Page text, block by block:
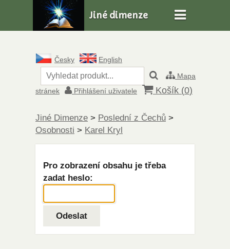
Jiné dimenze
Česky
English
Mapa
stránek
Přihlášení uživatele Košík (0)
Jiné Dimenze > Poslední z Čechů >
Osobnosti > Karel Kryl
Pro zobrazení obsahu je třeba
zadat heslo: